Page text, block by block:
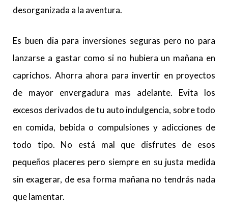
desorganizada a la aventura.
Es buen dia para inversiones seguras pero no para
lanzarse a gastar como si no hubiera un mañana en
caprichos. Ahorra ahora para invertir en proyectos
de mayor envergadura mas adelante. Evita los
excesos derivados de tu auto indulgencia, sobre todo
en comida, bebida o compulsiones y adicciones de
todo tipo. No está mal que disfrutes de esos
pequeños placeres pero siempre en su justa medida
sin exagerar, de esa forma mañana no tendrás nada
que lamentar.